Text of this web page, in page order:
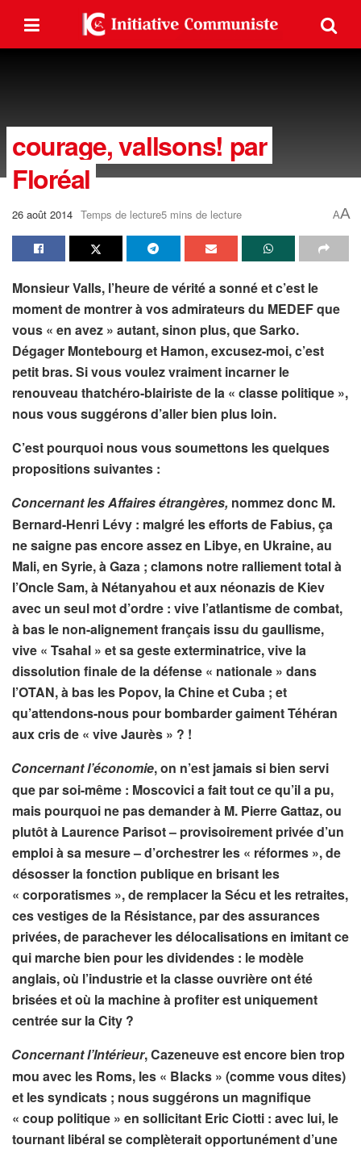
courage, vallsons! par
Floréal
26 août 2014 Temps de lecture5 mins de lecture AA
Monsieur Valls, l’heure de vérité a sonné et c’est le
moment de montrer à vos admirateurs du MEDEF que
vous « en avez » autant, sinon plus, que Sarko.
Dégager Montebourg et Hamon, excusez-moi, c’est
petit bras. Si vous voulez vraiment incarner le
renouveau thatchéro-blairiste de la « classe politique »,
nous vous suggérons d’aller bien plus loin.
C’est pourquoi nous vous soumettons les quelques
propositions suivantes :
Concernant les Affaires étrangères, nommez donc M.
Bernard-Henri Lévy : malgré les efforts de Fabius, ça
ne saigne pas encore assez en Libye, en Ukraine, au
Mali, en Syrie, à Gaza ; clamons notre ralliement total à
l’Oncle Sam, à Nétanyahou et aux néonazis de Kiev
avec un seul mot d’ordre : vive l’atlantisme de combat,
à bas le non-alignement français issu du gaullisme,
vive « Tsahal » et sa geste exterminatrice, vive la
dissolution finale de la défense « nationale » dans
l’OTAN, à bas les Popov, la Chine et Cuba ; et
qu’attendons-nous pour bombarder gaiment Téhéran
aux cris de « vive Jaurès » ? !
Concernant l’économie, on n’est jamais si bien servi
que par soi-même : Moscovici a fait tout ce qu’il a pu,
mais pourquoi ne pas demander à M. Pierre Gattaz, ou
plutôt à Laurence Parisot – provisoirement privée d’un
emploi à sa mesure – d’orchestrer les « réformes », de
désosser la fonction publique en brisant les
« corporatismes », de remplacer la Sécu et les retraites,
ces vestiges de la Résistance, par des assurances
privées, de parachever les délocalisations en imitant ce
qui marche bien pour les dividendes : le modèle
anglais, où l’industrie et la classe ouvrière ont été
brisées et où la machine à profiter est uniquement
centrée sur la City ?
Concernant l’Intérieur, Cazeneuve est encore bien trop
mou avec les Roms, les « Blacks » (comme vous dites)
et les syndicats ; nous suggérons un magnifique
« coup politique » en sollicitant Eric Ciotti : avec lui, le
tournant libéral se complèterait opportunément d’une